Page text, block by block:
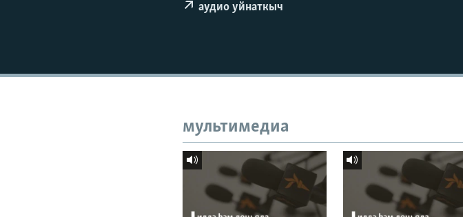
КИНОХАНӘ
аудио уйнаткыч
мультимедиа